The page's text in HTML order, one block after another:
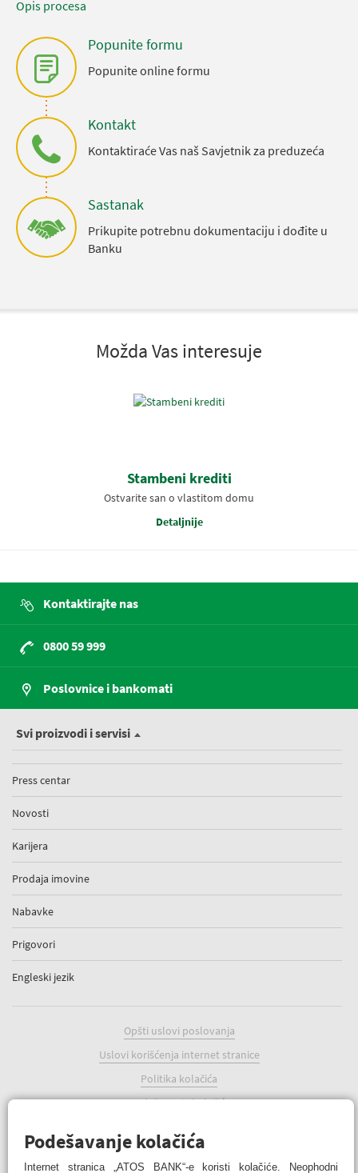
Opis procesa
Popunite formu
Popunite online formu
Kontakt
Kontaktiraće Vas naš Savjetnik za preduzeća
Sastanak
Prikupite potrebnu dokumentaciju i dođite u
Banku
Možda Vas interesuje
Stambeni krediti
Ostvarite san o vlastitom domu
Detaljnije
Kontaktirajte nas
0800 59 999
Poslovnice i bankomati
Svi proizvodi i servisi
Press centar
Novosti
Karijera
Prodaja imovine
Nabavke
Prigovori
Engleski jezik
Opšti uslovi poslovanja
Uslovi korišćenja internet stranice
Politika kolačića
Podešavanje kolačića
Podešavanje kolačića
Internet stranica „ATOS BANK“-e koristi kolačiće. Neophodni